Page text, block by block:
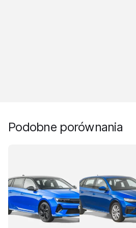
Podobne porównania